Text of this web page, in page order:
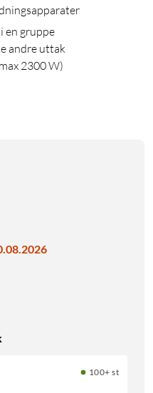
en gruppe
andre uttak
2300 W)
100+ st